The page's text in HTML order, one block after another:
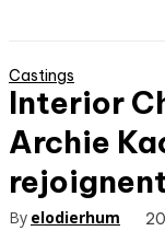
Castings
Interior
Archie
By elodierhum